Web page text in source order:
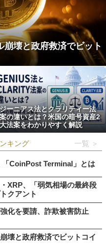
壊と政府救済でビット
ジーニアス法とクラリティー法
案の違いとは？米国の暗号資産2
大法案をわかりやすく解説
キング 一覧 ＞
CoinPost Terminal」とは
XRP、「弱気相場の最終段
クアント
化を要請、詐欺被害防止
壊と政府救済でビットコイ